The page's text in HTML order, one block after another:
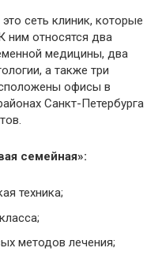
это сеть клиник, которые
ним относятся два
медицины, два
а также три
офисы в
Санкт-Петербурга
семейная»:
техника;
методов лечения;